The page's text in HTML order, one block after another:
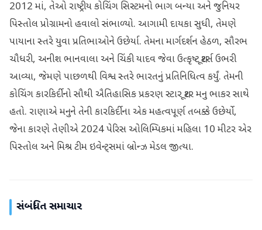
2012 માં, તેઓ રાષ્ટ્રીય કોચિંગ સિસ્ટમનો ભાગ બન્યા અને જુનિયર
પિસ્તોલ પ્રોગ્રામનો હવાલો સંભાળ્યો. આગામી દાયકા સુધી, તેમણે
પાયાના સ્તરે યુવા પ્રતિભાઓને ઉછેર્યા. તેમના માર્ગદર્શન હેઠળ, સૌરભ
ચૌધરી, અનીશ ભાનવાલા અને ચિંકી યાદવ જેવા ઉત્કૃષ્ટ શૂટર્સ ઉભરી
આવ્યા, જેમણે પાછળથી વિશ્વ સ્તરે ભારતનું પ્રતિનિધિત્વ કર્યું. તેમની
કોચિંગ કારકિર્દીનો સૌથી ઐતિહાસિક પ્રકરણ સ્ટાર શૂટર મનુ ભાકર સાથે
હતો. રાણાએ મનુને તેની કારકિર્દીના એક મહત્વપૂર્ણ તબક્કે ઉછેર્યો,
જેના કારણે તેણીએ 2024 પેરિસ ઓલિમ્પિકમાં મહિલા 10 મીટર એર
પિસ્તોલ અને મિશ્ર ટીમ ઇવેન્ટ્સમાં બ્રોન્ઝ મેડલ જીત્યા.
સંબંધિત સમાચાર